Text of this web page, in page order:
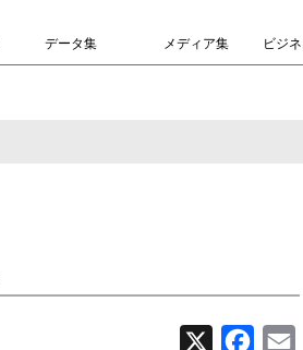
データ集 メディア集 ビジ